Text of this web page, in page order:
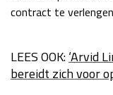
contract te
LEES OOK:‘Arvid
bereidt zich voor